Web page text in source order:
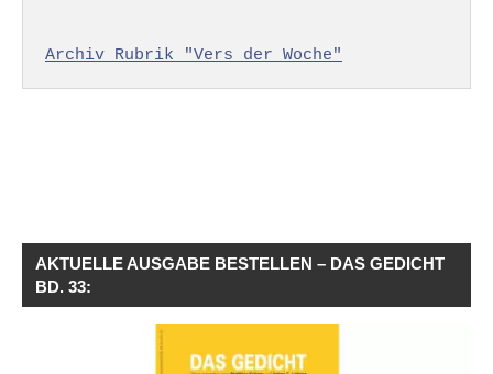
Archiv Rubrik "Vers der Woche"
AKTUELLE AUSGABE BESTELLEN – DAS GEDICHT
BD. 33: